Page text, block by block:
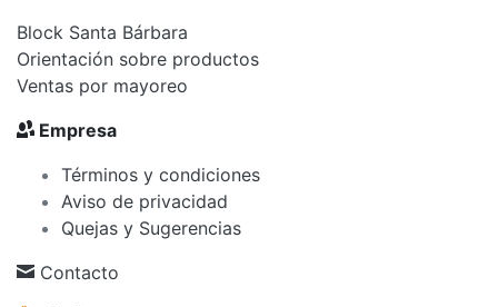
Block Santa Bárbara
Orientación sobre productos
Ventas por mayoreo
Empresa
Términos y condiciones
Aviso de privacidad
Quejas y Sugerencias
Contacto